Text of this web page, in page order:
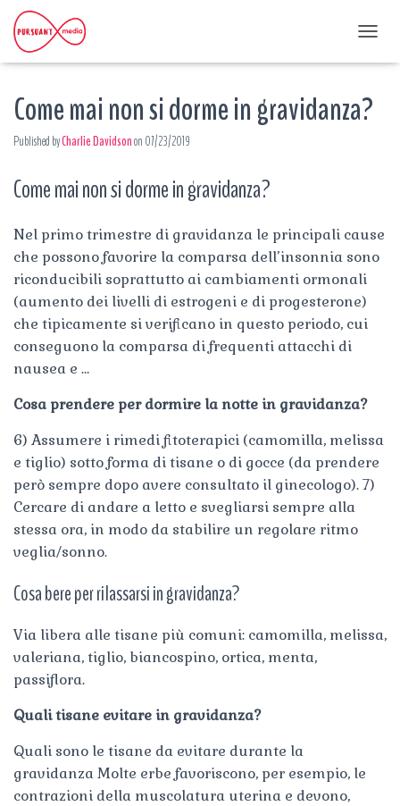
O
G
L
A
I
Come mai non si dorme in gravidanza?
Published byCharlie Davidsonon 07/23/2019
Come mai non si dorme in gravidanza?
Nel primo trimestre di gravidanza le principali cause
che possono favorire la comparsa dell’insonnia sono
riconducibili soprattutto ai cambiamenti ormonali
(aumento dei livelli di estrogeni e di progesterone)
che tipicamente si verificano in questo periodo, cui
conseguono la comparsa di frequenti attacchi di
nausea e …
Cosa prendere per dormire la notte in gravidanza?
6) Assumere i rimedi fitoterapici (camomilla, melissa
e tiglio) sotto forma di tisane o di gocce (da prendere
però sempre dopo avere consultato il ginecologo). 7)
Cercare di andare a letto e svegliarsi sempre alla
stessa ora, in modo da stabilire un regolare ritmo
veglia/sonno.
Cosa bere per rilassarsi in gravidanza?
Via libera alle tisane più comuni: camomilla, melissa,
valeriana, tiglio, biancospino, ortica, menta,
passiflora.
Quali tisane evitare in gravidanza?
Quali sono le tisane da evitare durante la
gravidanza Molte erbe favoriscono, per esempio, le
contrazioni della muscolatura uterina e devono,